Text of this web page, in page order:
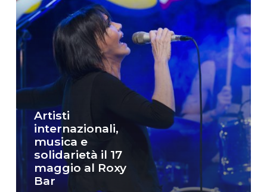
Artisti
internazionali,
musica e
solidarietà il 17
maggio al Roxy
Bar